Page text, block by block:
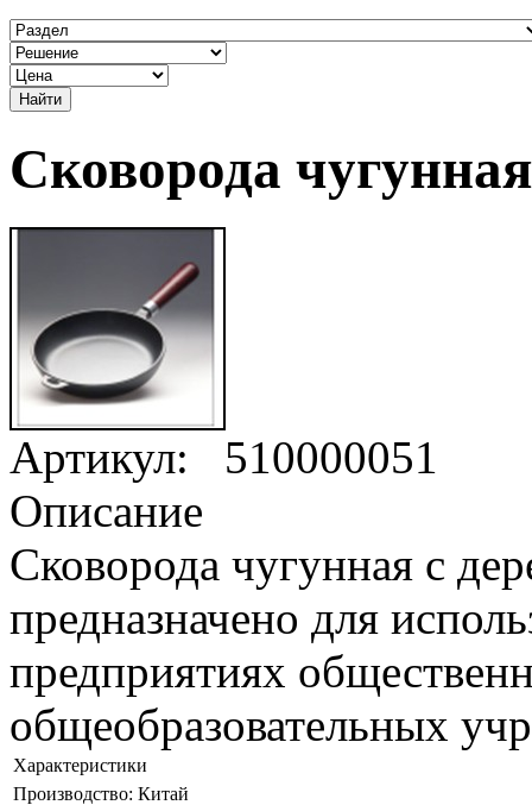
Сковорода
Артикул:
510000051
Описание
Сковорода чугунная с
предназначено для
предприятиях
общеобразовательных
Характеристики
Производство: Китай